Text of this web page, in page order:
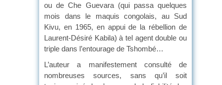
ou de Che Guevara (qui passa quelques
mois dans le maquis congolais, au Sud
Kivu, en 1965, en appui de la rébellion de
Laurent-Désiré Kabila) à tel agent double ou
triple dans l’entourage de Tshombé…
L’auteur a manifestement consulté de
nombreuses sources, sans qu’il soit